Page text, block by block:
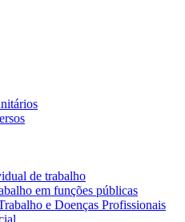
de trabalho
em funções públicas
e Doenças Profissionais